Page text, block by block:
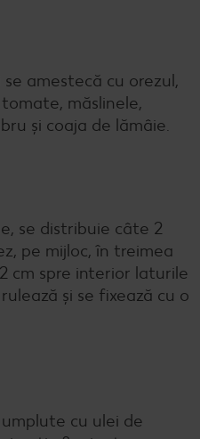
amestecă cu orezul,
măslinele,
și coaja de lămâie.
se distribuie câte 2
pe mijloc, în treimea
cm spre interior laturile
și se fixează cu o
cu ulei de